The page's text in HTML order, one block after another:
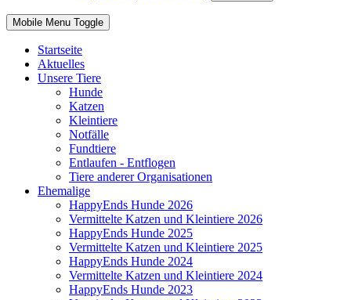
Mobile Menu Toggle
Startseite
Aktuelles
Unsere Tiere
Hunde
Katzen
Kleintiere
Notfälle
Fundtiere
Entlaufen - Entflogen
Tiere anderer Organisationen
Ehemalige
HappyEnds Hunde 2026
Vermittelte Katzen und Kleintiere 2026
HappyEnds Hunde 2025
Vermittelte Katzen und Kleintiere 2025
HappyEnds Hunde 2024
Vermittelte Katzen und Kleintiere 2024
HappyEnds Hunde 2023